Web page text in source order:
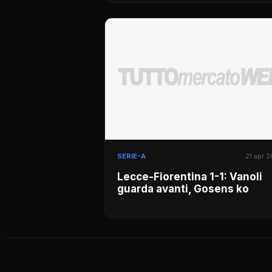
SERIE-A 21 apr
Lecce-Fiorentina 1-1: Vanoli
guarda avanti, Gosens ko